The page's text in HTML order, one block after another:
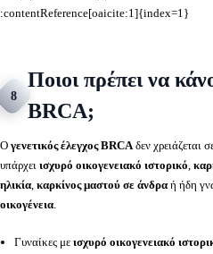
:contentReference[oaicite:1]{index=1}
8
Ποιοι πρέπει να
BRCA;
Ο γενετικός έλεγχος BRCAδεν χρειάζεται
υπάρχει ισχυρό οικογενειακό ιστορικό,
ηλικία, καρκίνος μαστού σε άνδρα ή ήδη
οικογένεια.
Γυναίκες με ισχυρό οικογενειακό